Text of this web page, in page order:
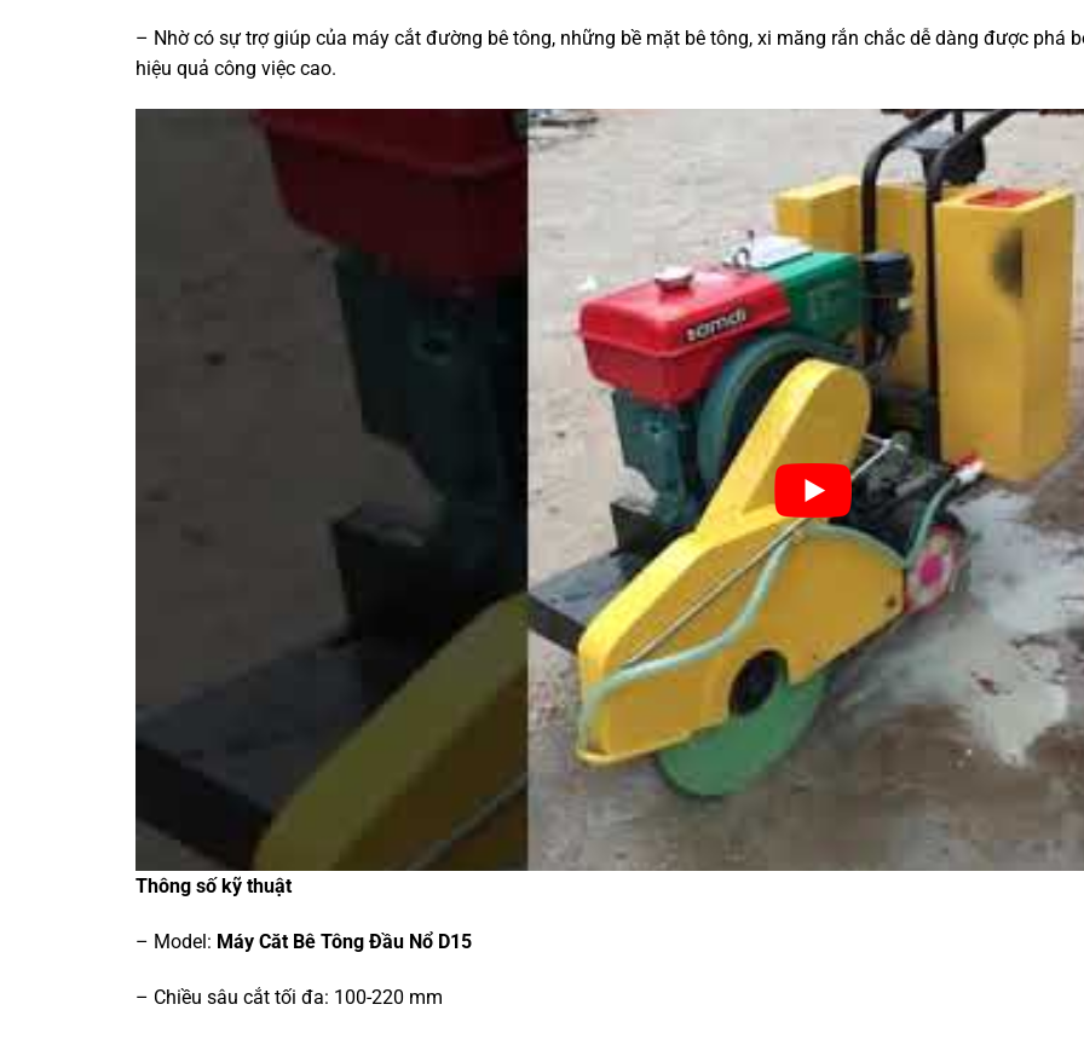
– Nhờ có sự trợ giúp của máy cắt đường bê tông, những bề mặt bê tông, xi măng rắn chắc dễ dàng được phá
hiệu quả công việc cao.
Thông số kỹ thuật
– Model: Máy Căt Bê Tông Đầu Nổ D15
– Chiều sâu cắt tối đa: 100-220 mm